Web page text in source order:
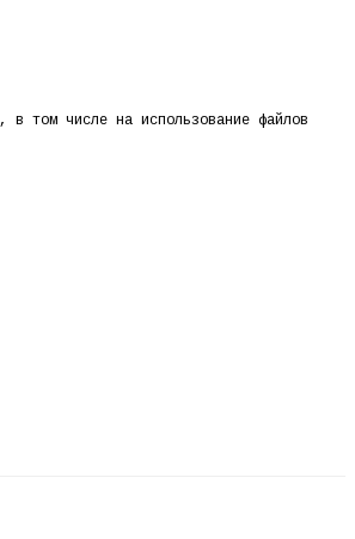
, в том числе на использование файлов